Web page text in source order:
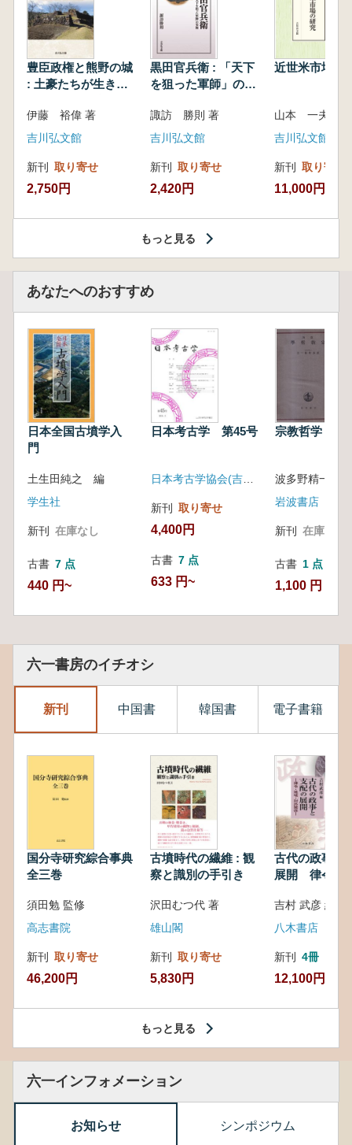
豊臣政権と熊野の城
: 土豪たちが生き抜
伊藤 裕偉 著
吉川弘文館
新刊 取り寄せ
2,750円
黒田官兵衛 : 「天下
を狙った軍師」の実
諏訪 勝則 著
吉川弘文館
新刊 取り寄せ
2,420円
近世米市場の
山本 一夫
吉川弘文館
新刊 取り寄せ
11,000円
もっと見る
あなたへのおすすめ
日本全国古墳学入
門
土生田純之 編
学生社
新刊 在庫なし
古書 7 点
440 円~
日本考古学 第45号
新刊 取り寄せ
4,400円
古書 7 点
633 円~
波多野精一 著
岩波書店
新刊 在庫なし
古書 1 点
1,100 円
六一書房のイチオシ
新刊 中国書 韓国書 電子書籍
国分寺研究綜合事典
全三巻
須田勉 監修
高志書院
新刊 取り寄せ
46,200円
古墳時代の繊維 : 観
察と識別の手引き
沢田むつ代 著
雄山閣
新刊 取り寄せ
5,830円
古代の政事と
展開 律令・
吉村 武彦 編集
八木書店
新刊 4冊
12,100円
もっと見る
六一インフォメーション
お知らせ シンポジウム